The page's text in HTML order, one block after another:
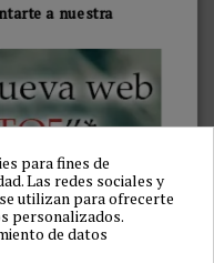
54,23 €66,95 €
Añadir a la cesta
a nuestra
para fines de
Las redes sociales y
utilizan para ofrecerte
personalizados.
de datos